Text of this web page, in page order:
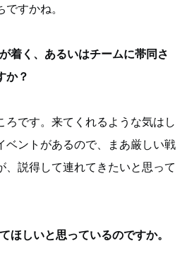
すかね。
着く、あるいはチームに帯同さ
か？
ろです。来てくれるような気はし
ベントがあるので、まあ厳しい戦
、説得して連れてきたいと思って
ほしいと思っているのですか。